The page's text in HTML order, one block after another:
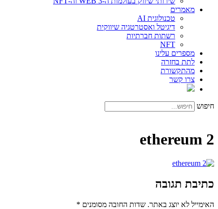
מאמרים
טכנולוגית AI
דיגיטל ואסטרטגיה שיווקית
רשתות חברתיות
NFT
מספרים עלינו
לתת בחזרה
מהתקשורת
צרו קשר
חיפוש
ethereum 2
כתיבת תגובה
האימייל לא יוצג באתר. שדות החובה מסומנים *